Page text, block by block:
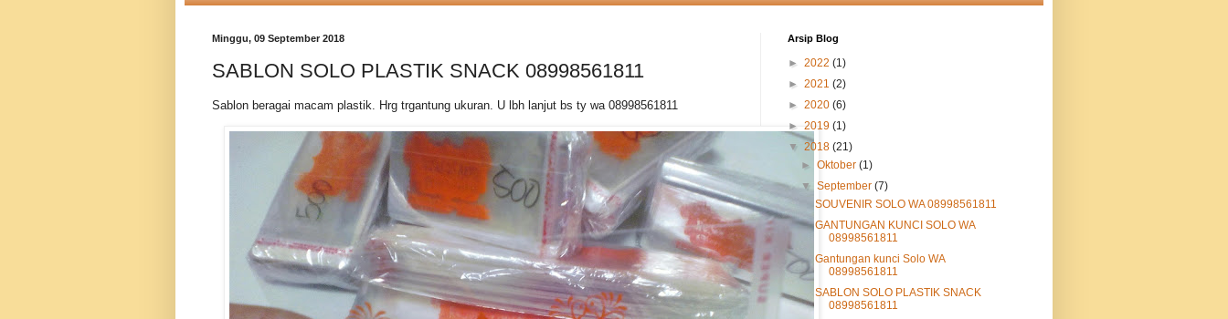
Minggu, 09 September 2018
SABLON SOLO PLASTIK SNACK 08998561811
Sablon beragai macam plastik. Hrg trgantung ukuran. U lbh lanjut bs ty wa 08998561811
Arsip Blog
► 2022 (1)
► 2021 (2)
► 2020 (6)
► 2019 (1)
▼ 2018 (21)
►Oktober(1)
▼September(7)
SOUVENIR SOLO WA 08998561811
GANTUNGAN KUNCI SOLO WA
08998561811
Gantungan kunci Solo WA
08998561811
SABLON SOLO PLASTIK SNACK
08998561811